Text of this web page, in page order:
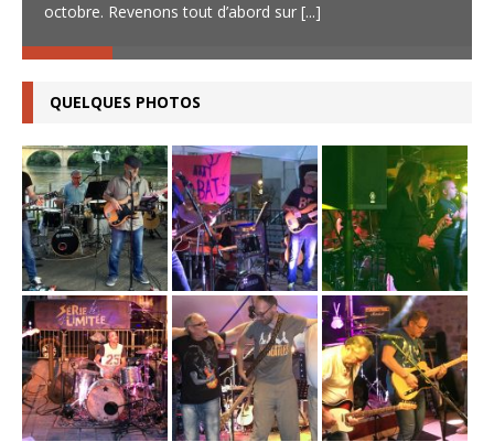
octobre. Revenons tout d’abord sur [...]
QUELQUES PHOTOS